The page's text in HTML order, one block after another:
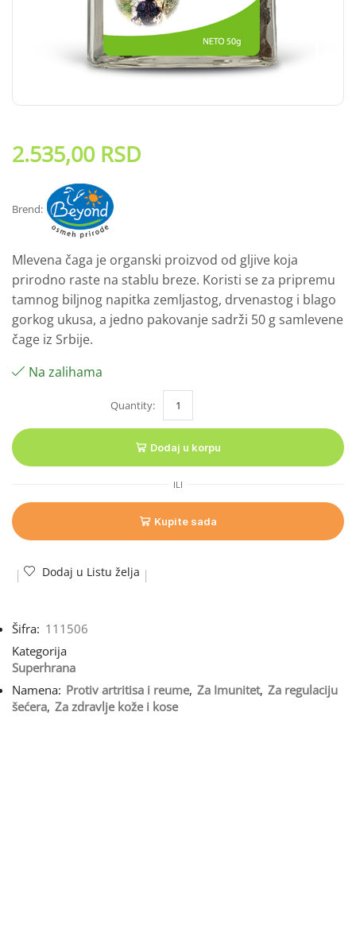
2.535,00 RSD
Brend:
Mlevena čaga je organski proizvod od gljive koja
prirodno raste na stablu breze. Koristi se za pripremu
tamnog biljnog napitka zemljastog, drvenastog i blago
gorkog ukusa, a jedno pakovanje sadrži 50 g samlevene
čage iz Srbije.
Na zalihama
Dodaj u korpu
ILI
Kupite sada
Dodaj u Listu želja
Šifra: 111506
Kategorija
Superhrana
Namena: Protiv artritisa i reume, Za Imunitet, Za regulaciju
šećera, Za zdravlje kože i kose